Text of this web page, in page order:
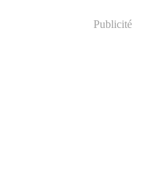
Publicité